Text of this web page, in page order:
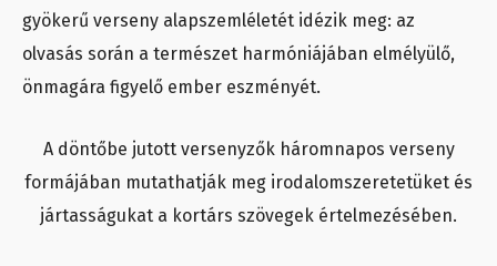
gyökerű verseny alapszemléletét idézik meg: az
olvasás során a természet harmóniájában elmélyülő,
önmagára figyelő ember eszményét.
A döntőbe jutott versenyzők háromnapos verseny
formájában mutathatják meg irodalomszeretetüket és
jártasságukat a kortárs szövegek értelmezésében.